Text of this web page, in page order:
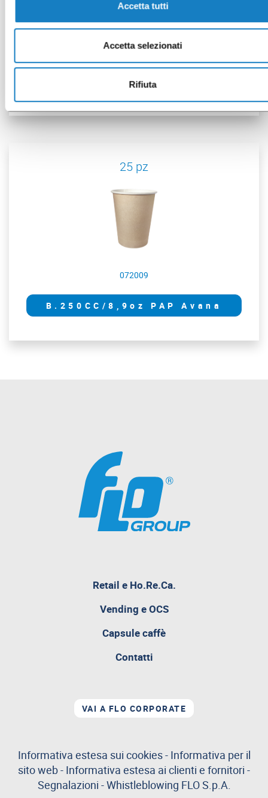
Accetta tutti
Accetta selezionati
Rifiuta
072010
B.250CC/8,9oz PAP Bianco
25 pz
072009
B.250CC/8,9oz PAP Avana
Retail e Ho.Re.Ca.pagina
Vending e OCS
Capsule caffè
Contatti
VAI A FLO CORPORATE
Informativa estesa sui cookies- Informativa per il
sito web- Informativa estesa ai clienti e fornitori -
Segnalazioni -Whistleblowing FLO S.p.A.